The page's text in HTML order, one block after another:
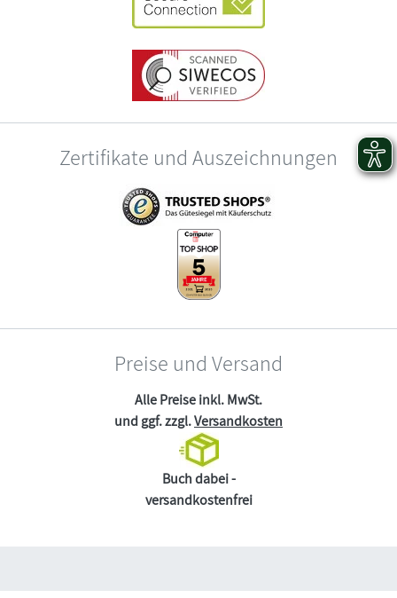
Zertifikate und Auszeichnungen
Preise und Versand
Alle Preise inkl. MwSt.
und ggf. zzgl.Versandkosten
Buch dabei -
versandkostenfrei